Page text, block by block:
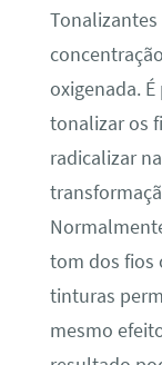
oxigenada.
tonalizar os
radicalizar
tom dos fios
tinturas
mesmo